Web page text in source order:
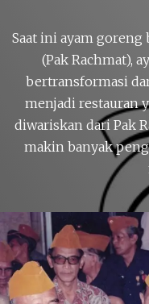
Saat ini ayam
(Pak Rachmat),
bertransformasi
menjadi restauran
diwariskan dari Pak
makin banyak